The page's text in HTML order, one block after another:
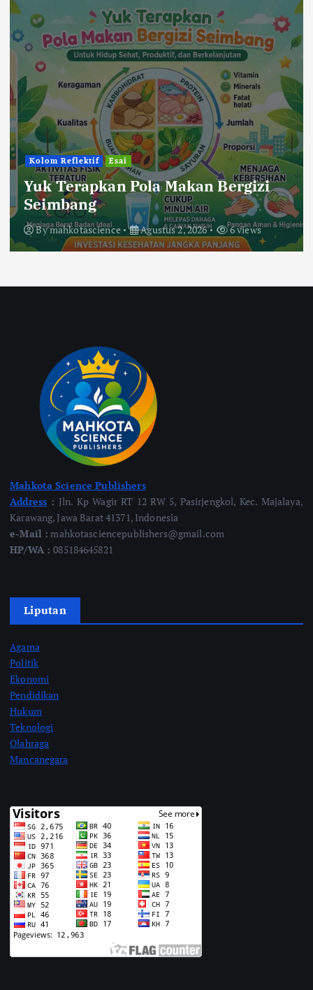
Kolom Reflektif Esai
Yuk Terapkan Pola Makan Bergizi
Seimbang
Bymahkotascience Agustus 2, 2026 6 views
Mahkota Science Publishers
Address : Jln. Kp Wagir RT 12 RW 5, Pasirjengkol, Kec. Majalaya,
Karawang, Jawa Barat 41371, Indonesia
e-Mail : mahkotasciencepublishers@gmail.com
HP/WA :085184645821
Liputan
Agama
Politik
Ekonomi
Pendidikan
Hukum
Teknologi
Olahraga
Mancanegara